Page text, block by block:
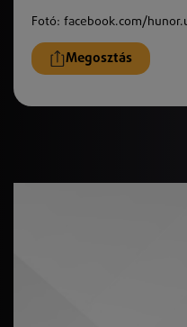
Fotó: facebook.com/
Megosztás